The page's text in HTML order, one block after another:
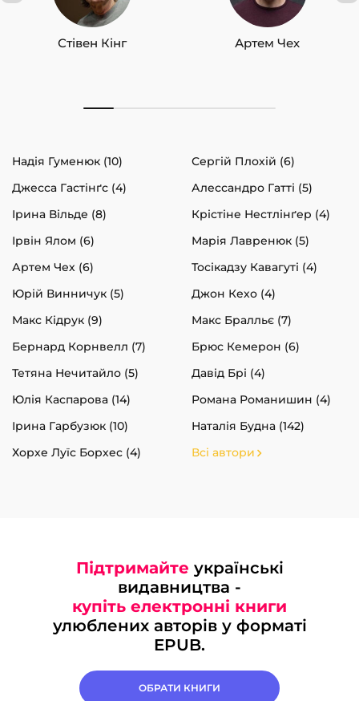
Стівен Кінг Артем Чех
Надія Гуменюк (10)
Сергій Плохій (6)
Джесса Гастінґс (4)
Алессандро Гатті (5)
Ірина Вільде (8)
Крістіне Нестлінґер (4)
Ірвін Ялом (6)
Марія Лавренюк (5)
Артем Чех (6)
Тосікадзу Кавагуті (4)
Юрій Винничук (5)
Джон Кехо (4)
Макс Кідрук (9)
Макс Бралльє (7)
Бернард Корнвелл (7)
Брюс Кемерон (6)
Тетяна Нечитайло (5)
Давід Брі (4)
Юлія Каспарова (14)
Романа Романишин (4)
Ірина Гарбузюк (10)
Наталія Будна (142)
Хорхе Луїс Борхес (4)
Всі автори
Підтримайте українські
видавництва -
купіть електронні книги
улюблених авторів у форматі
EPUB.
ОБРАТИ КНИГИ